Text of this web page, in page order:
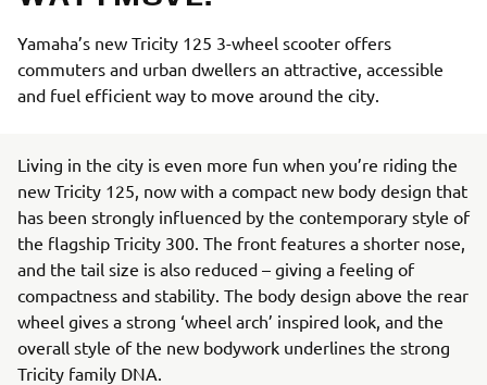
Yamaha’s new Tricity 125 3-wheel scooter offers
commuters and urban dwellers an attractive, accessible
and fuel efficient way to move around the city.
Living in the city is even more fun when you’re riding the
new Tricity 125, now with a compact new body design that
has been strongly influenced by the contemporary style of
the flagship Tricity 300. The front features a shorter nose,
and the tail size is also reduced – giving a feeling of
compactness and stability. The body design above the rear
wheel gives a strong ‘wheel arch’ inspired look, and the
overall style of the new bodywork underlines the strong
Tricity family DNA.